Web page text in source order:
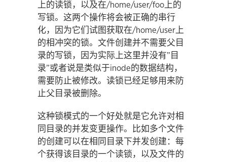
上的读锁，以及在/home/user/foo上的
写锁。这两个操作将会被正确的串行
化，因为它们试图获取在/home/user上
的相冲突的锁。文件创建并不需要父目
录的写锁，因为实际上这里并没有”目
录”或者说是类似于inode的数据结构，
需要防止被修改。读锁已经足够用来防
止父目录被删除。
这种锁模式的一个好处就是它允许对相
同目录的并发变更操作。比如多个文件
的创建可以在相同目录下并发创建：每
个获得该目录的一个读锁，以及文件的